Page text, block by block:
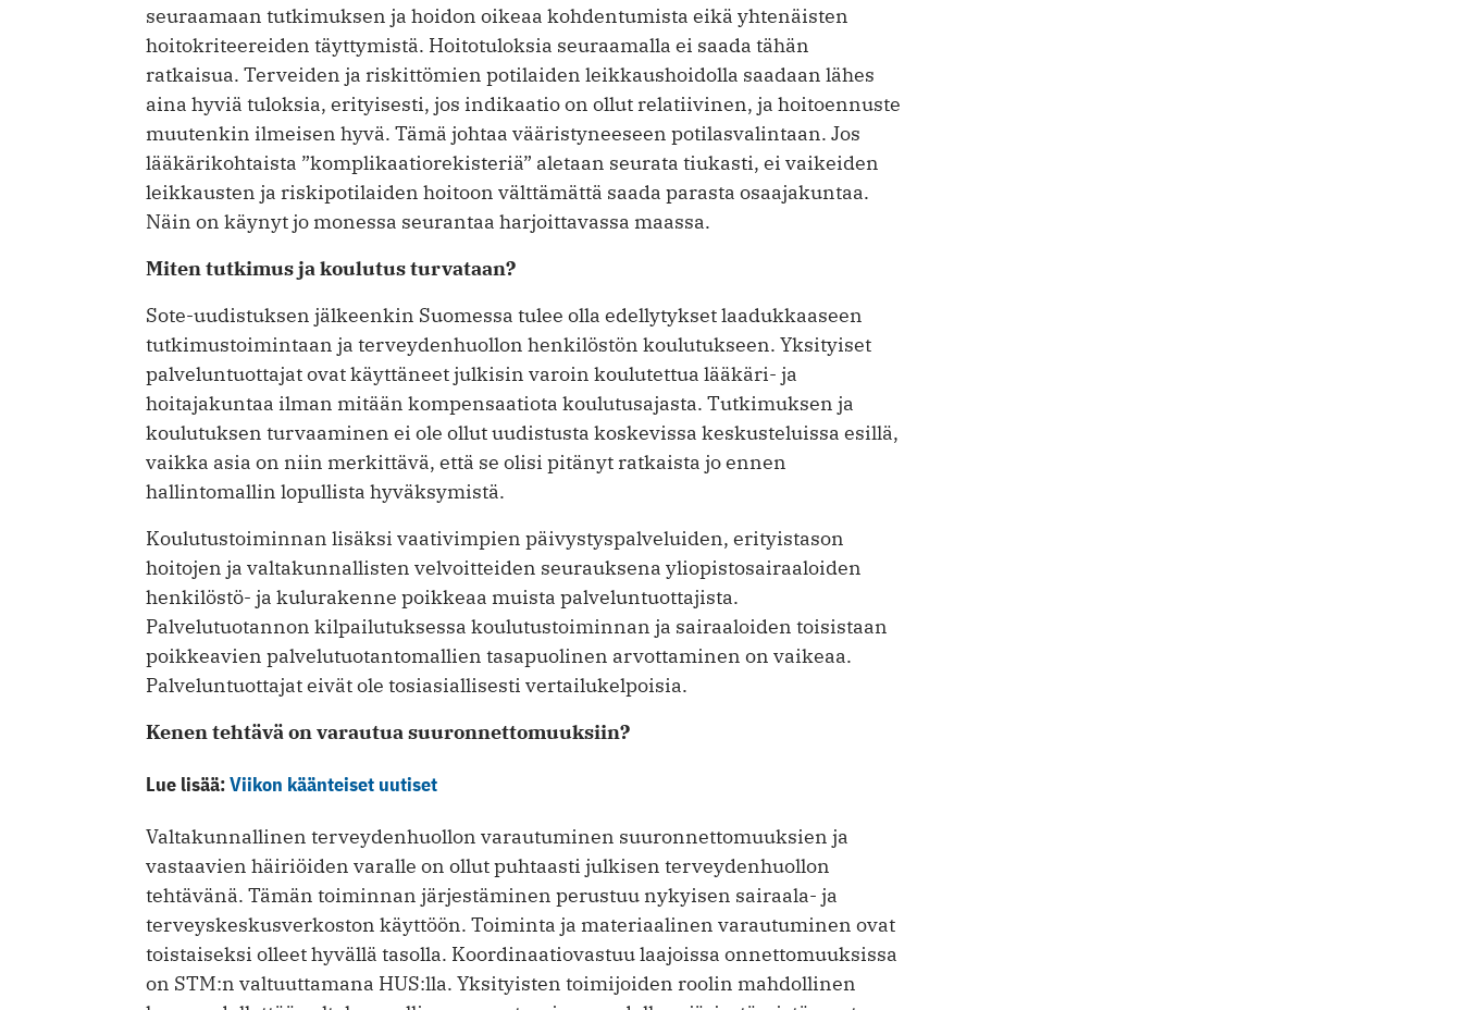
seuraamaan tutkimuksen ja hoidon oikeaa kohdentumista eikä yhtenäisten
hoitokriteereiden täyttymistä. Hoitotuloksia seuraamalla ei saada tähän
ratkaisua. Terveiden ja riskittömien potilaiden leikkaushoidolla saadaan lähes
aina hyviä tuloksia, erityisesti, jos indikaatio on ollut relatiivinen, ja hoitoennuste
muutenkin ilmeisen hyvä. Tämä johtaa vääristyneeseen potilasvalintaan. Jos
lääkärikohtaista ”komplikaatiorekisteriä” aletaan seurata tiukasti, ei vaikeiden
leikkausten ja riskipotilaiden hoitoon välttämättä saada parasta osaajakuntaa.
Näin on käynyt jo monessa seurantaa harjoittavassa maassa.
Miten tutkimus ja koulutus turvataan?
Sote-uudistuksen jälkeenkin Suomessa tulee olla edellytykset laadukkaaseen
tutkimustoimintaan ja terveydenhuollon henkilöstön koulutukseen. Yksityiset
palveluntuottajat ovat käyttäneet julkisin varoin koulutettua lääkäri- ja
hoitajakuntaa ilman mitään kompensaatiota koulutusajasta. Tutkimuksen ja
koulutuksen turvaaminen ei ole ollut uudistusta koskevissa keskusteluissa esillä,
vaikka asia on niin merkittävä, että se olisi pitänyt ratkaista jo ennen
hallintomallin lopullista hyväksymistä.
Koulutustoiminnan lisäksi vaativimpien päivystyspalveluiden, erityistason
hoitojen ja valtakunnallisten velvoitteiden seurauksena yliopistosairaaloiden
henkilöstö- ja kulurakenne poikkeaa muista palveluntuottajista.
Palvelutuotannon kilpailutuksessa koulutustoiminnan ja sairaaloiden toisistaan
poikkeavien palvelutuotantomallien tasapuolinen arvottaminen on vaikeaa.
Palveluntuottajat eivät ole tosiasiallisesti vertailukelpoisia.
Kenen tehtävä on varautua suuronnettomuuksiin?
Lue lisää:Viikon käänteiset uutiset
Valtakunnallinen terveydenhuollon varautuminen suuronnettomuuksien ja
vastaavien häiriöiden varalle on ollut puhtaasti julkisen terveydenhuollon
tehtävänä. Tämän toiminnan järjestäminen perustuu nykyisen sairaala- ja
terveyskeskusverkoston käyttöön. Toiminta ja materiaalinen varautuminen ovat
toistaiseksi olleet hyvällä tasolla. Koordinaatiovastuu laajoissa onnettomuuksissa
on STM:n valtuuttamana HUS:lla. Yksityisten toimijoiden roolin mahdollinen